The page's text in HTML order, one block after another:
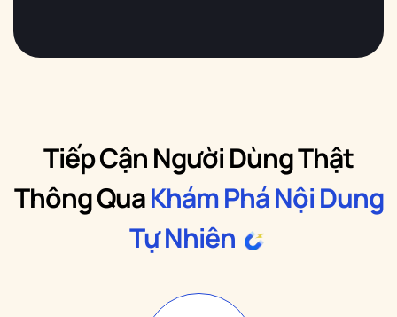
Tiếp Cận Người Dùng Thật
Thông QuaKhám Phá Nội Dung
Tự Nhiên